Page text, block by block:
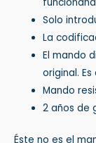
Solo
La
El mando
original.
Mando
2 años de
Éste no es el